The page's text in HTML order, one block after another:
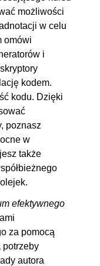
00:05:35
01:00:46
00:05:31
00:07:14
00:07:00
01:19:31
00:07:52
możliwości
w celu
omówi
i
kodem.
kodu. Dzięki
poznasz
w
także
efektywnego
za pomocą
potrzeby
autora